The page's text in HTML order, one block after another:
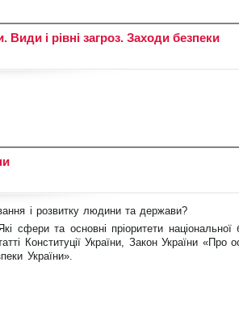
і рівні загроз. Заходи безпеки
і розвитку людини та держави?
сфери та основні пріоритети
Конституції України, Закон України «Про
України».